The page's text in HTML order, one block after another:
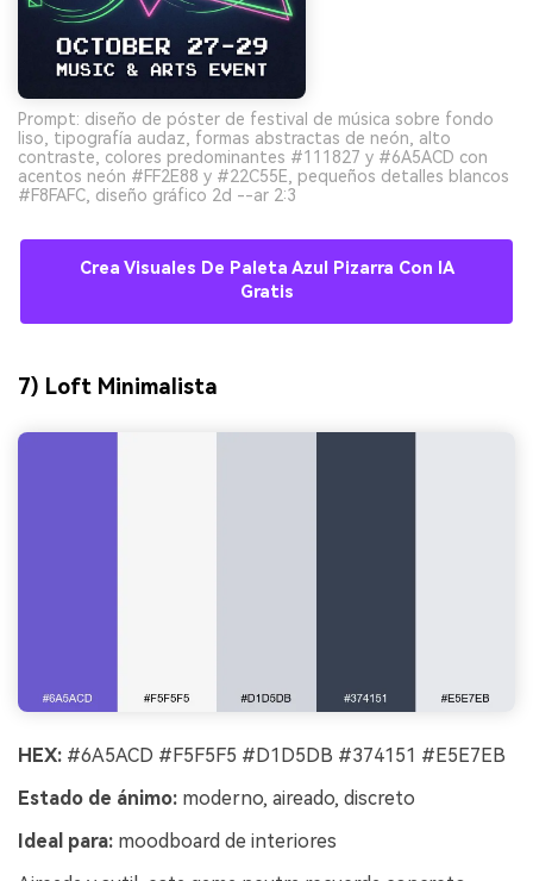
Prompt: diseño de póster de festival de música sobre fondo
liso, tipografía audaz, formas abstractas de neón, alto
contraste, colores predominantes #111827 y #6A5ACD con
acentos neón #FF2E88 y #22C55E, pequeños detalles blancos
#F8FAFC, diseño gráfico 2d --ar 2:3
Crea Visuales De Paleta Azul Pizarra Con IA
Gratis
7) Loft Minimalista
HEX: #6A5ACD #F5F5F5 #D1D5DB #374151 #E5E7EB
Estado de ánimo: moderno, aireado, discreto
Ideal para: moodboard de interiores